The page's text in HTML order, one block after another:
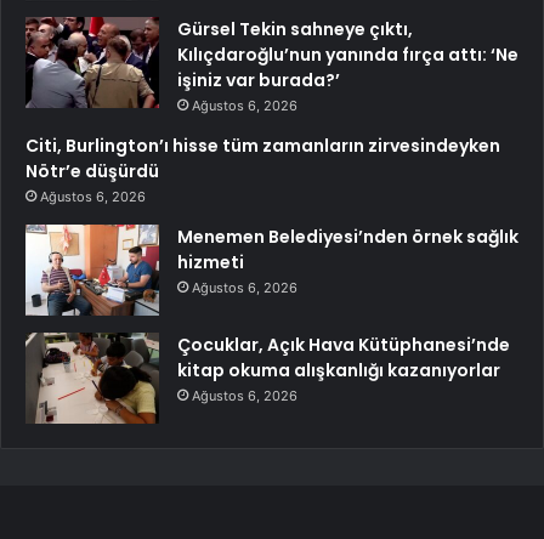
Gürsel Tekin sahneye çıktı,
Kılıçdaroğlu’nun yanında fırça attı: ‘Ne
işiniz var burada?’
Ağustos 6, 2026
Citi, Burlington’ı hisse tüm zamanların zirvesindeyken
Nötr’e düşürdü
Ağustos 6, 2026
Menemen Belediyesi’nden örnek sağlık
hizmeti
Ağustos 6, 2026
Çocuklar, Açık Hava Kütüphanesi’nde
kitap okuma alışkanlığı kazanıyorlar
Ağustos 6, 2026